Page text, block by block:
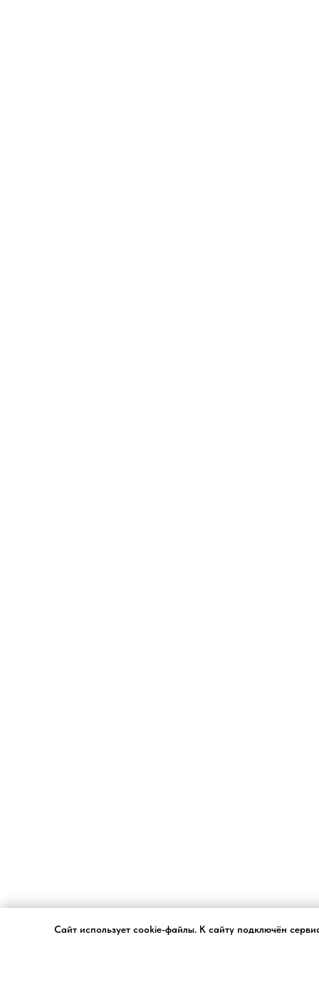
Сайт использует cookie-файлы. К cайту подключён